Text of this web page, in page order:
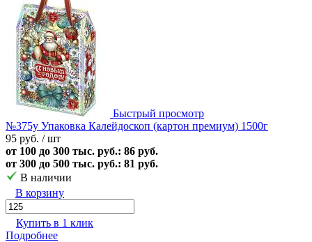
Быстрый просмотр
№375у Упаковка Калейдоскоп (картон премиум) 1500г
95 руб. / шт
от 100 до 300 тыс. руб.: 86 руб.
от 300 до 500 тыс. руб.: 81 руб.
В наличии
В корзину
Купить в 1 клик
Подробнее